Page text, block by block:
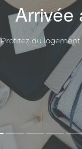
Arrivée
Profitez du logement